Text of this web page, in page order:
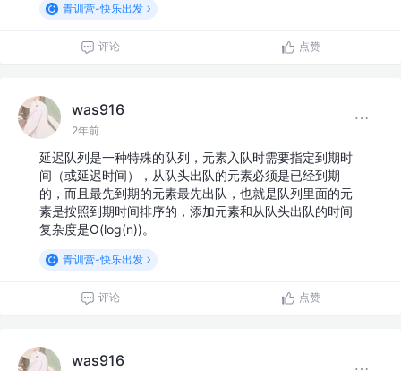
青训营-快乐出发
评论 点赞
was916
2年前
延迟队列是一种特殊的队列，元素入队时需要指定到期时
间（或延迟时间），从队头出队的元素必须是已经到期
的，而且最先到期的元素最先出队，也就是队列里面的元
素是按照到期时间排序的，添加元素和从队头出队的时间
复杂度是O(log(n))。
青训营-快乐出发
评论 点赞
was916